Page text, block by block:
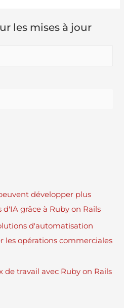
les mises à jour
développer plus
grâce à Ruby on Rails
d'automatisation
les opérations commerciales
travail avec Ruby on Rails